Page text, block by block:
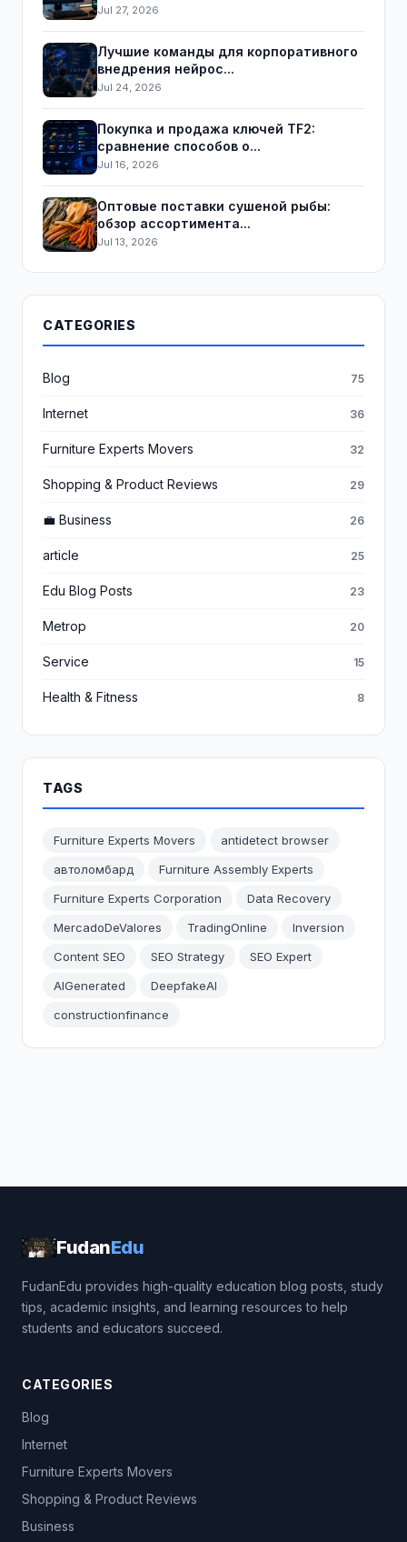
Jul 27, 2026
Лучшие команды для корпоративного
внедрения нейрос...
Jul 24, 2026
Покупка и продажа ключей TF2:
сравнение способов о...
Jul 16, 2026
Оптовые поставки сушеной рыбы:
обзор ассортимента...
Jul 13, 2026
CATEGORIES
Blog 75
Internet 36
Furniture Experts Movers 32
Shopping & Product Reviews 29
💼 Business 26
article 25
Edu Blog Posts 23
Metrop 20
Service 15
Health & Fitness 8
TAGS
Furniture Experts Movers
antidetect browser
автоломбард
Furniture Assembly Experts
Furniture Experts Corporation
Data Recovery
MercadoDeValores
TradingOnline
Inversion
Content SEO
SEO Strategy
SEO Expert
AIGenerated
DeepfakeAI
constructionfinance
FudanEdu
FudanEdu provides high-quality education blog posts, study
tips, academic insights, and learning resources to help
students and educators succeed.
CATEGORIES
Blog
Internet
Furniture Experts Movers
Shopping & Product Reviews
Business